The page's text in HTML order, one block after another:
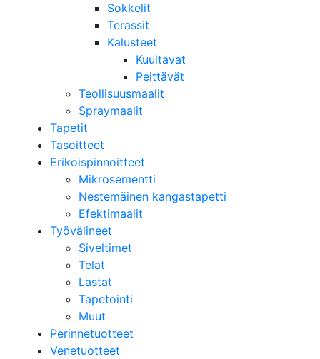
Sokkelit
Terassit
Kalusteet
Kuultavat
Peittävät
Teollisuusmaalit
Spraymaalit
Tapetit
Tasoitteet
Erikoispinnoitteet
Mikrosementti
Nestemäinen kangastapetti
Efektimaalit
Työvälineet
Siveltimet
Telat
Lastat
Tapetointi
Muut
Perinnetuotteet
Venetuotteet